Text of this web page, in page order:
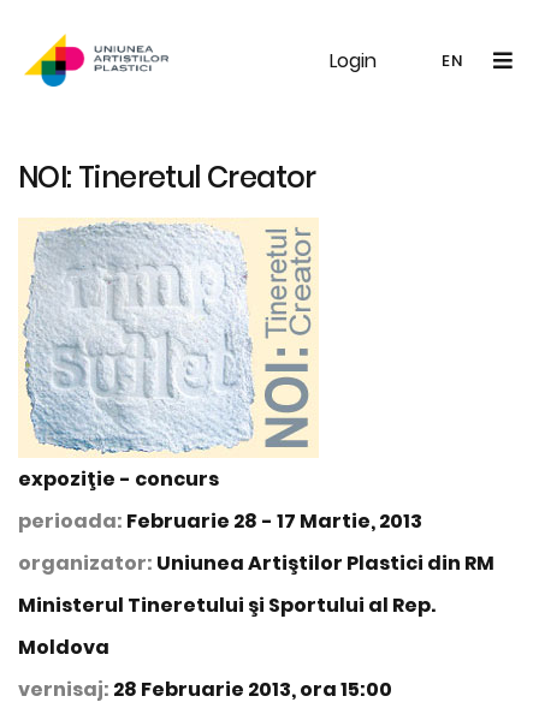
Login EN
UAP Galerie Noutăți
NOI: Tineretul Creator
expoziţie - concurs
perioada: Februarie 28 - 17 Martie, 2013
organizator: Uniunea Artiştilor Plastici din RM
Ministerul Tineretului şi Sportului al Rep.
Moldova
vernisaj: 28 Februarie 2013, ora 15:00